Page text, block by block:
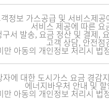
정보 가스공급 및 서비스제공
서비스 제공에 따른 요
서 발송, 요금 정산 및 결제,
고객 상담, 안전점
만 아동의 개인정보 처리시 법
에 대한 도시가스 요금 경감
에너지바우처 안내 및 할
만 아동의 개인정보 처리시 법